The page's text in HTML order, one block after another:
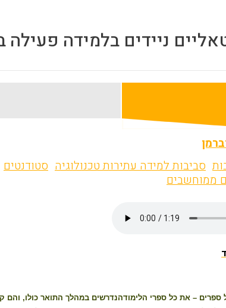
ניידים בלמידה פעילה
סביבות למידה עתירות טכנולוגיה סטודנטים
ממוחשבים
ספרים – את כל ספרי הלימודהנדרשים במהלך התואר כולו,